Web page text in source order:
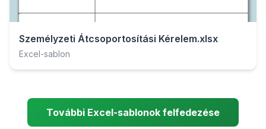
Személyzeti Átcsoportosítási Kérelem.xlsx
Excel-sablon
További Excel-sablonok felfedezése